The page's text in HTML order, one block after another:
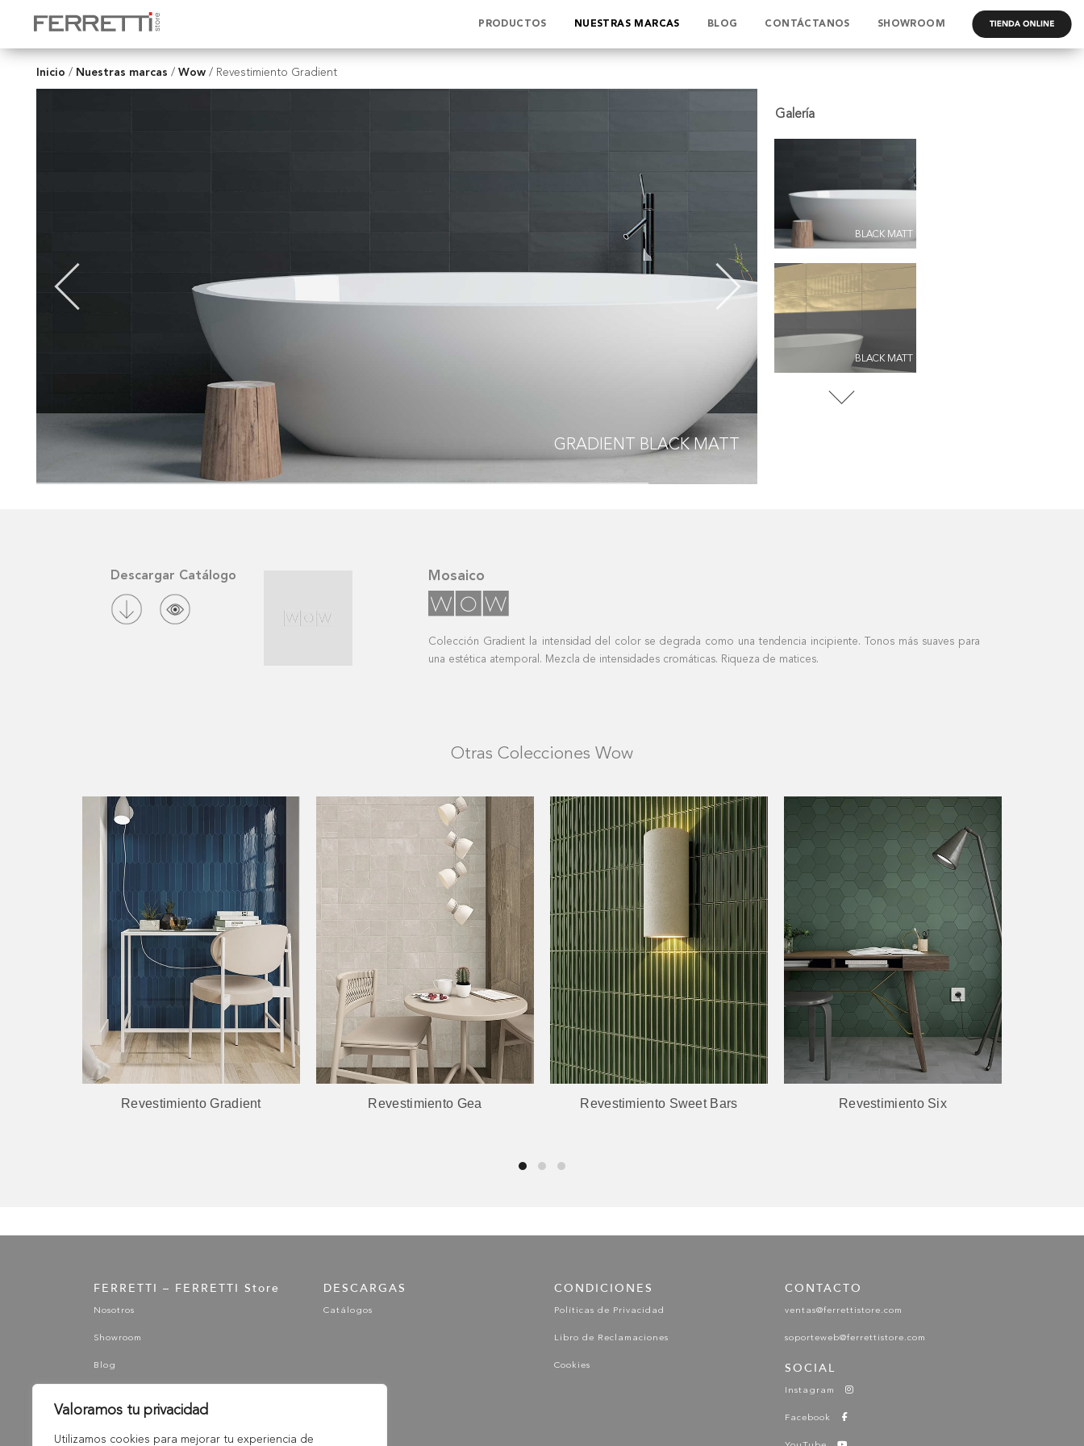
Valoramos tu privacidad
Utilizamos cookies para mejorar tu experiencia de
PRODUCTOS NUESTRAS MARCAS BLOG CONTÁCTANOS SHOWROOM .
Inicio / Nuestras marcas / Wow / Revestimiento Gradient
GRADIENT BLACK MATT
BLACK MATT
BLACK MATT
CRAYON WHITE MATT
GREIGE
GREIGE GLOSS
Descargar Catálogo Mosaico
Colección Gradient la intensidad del color se degrada como una tendencia incipiente. Tonos más suaves para
una estética atemporal. Mezcla de intensidades cromáticas. Riqueza de matices.
Otras Colecciones Wow
Revestimiento Gradient Revestimiento Gea Revestimiento Sweet Bars Revestimiento Six
FERRETTI – FERRETTI Store
Nosotros
Showroom
Blog
DESCARGAS
Catálogos
CONDICIONES
Políticas de Privacidad
Libro de Reclamaciones
Cookies
CONTACTO
ventas@ferrettistore.com
soporteweb@ferrettistore.com
SOCIAL
Instagram
Facebook